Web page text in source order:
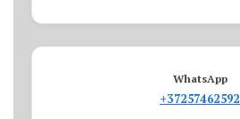
WhatsApp
+37257462592